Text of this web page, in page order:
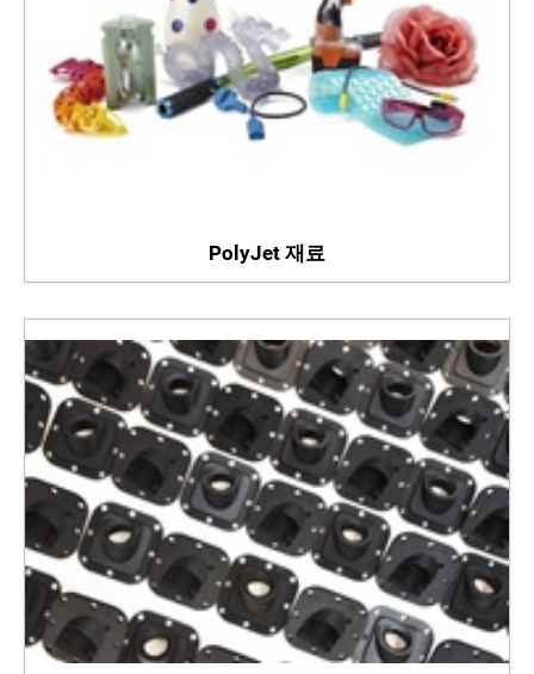
PolyJet 재료